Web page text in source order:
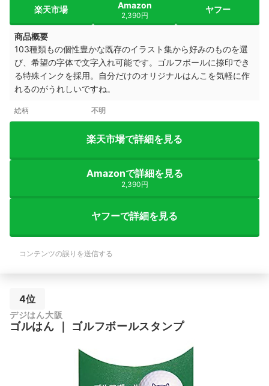
楽天市場 Amazon
2,390円
ヤフー
商品概要
103種類もの個性豊かな既存のイラスト集から好みのものを選
び、希望の字体で文字入れ可能です。ゴルフボールに捺印でき
る特殊インクを採用。自分だけのオリジナルはんこを気軽に作
れるのがうれしいですね。
絵柄 不明
楽天市場で詳細を見る
Amazonで詳細を見る
2,390円
ヤフーで詳細を見る
コンテンツの誤りを送信する
4位
デジはん大阪
ゴルはん ｜ ゴルフボールスタンプ